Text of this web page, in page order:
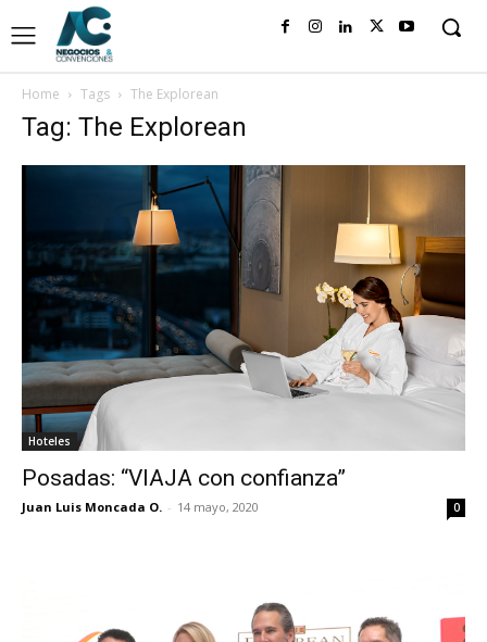
Home Tags The Explorean
Tag: The Explorean
Hoteles
Posadas: “VIAJA con confianza”
Juan Luis Moncada O. - 14 mayo, 2020 0